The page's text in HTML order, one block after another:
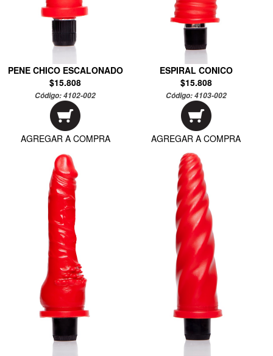
PENE CHICO ESCALONADO
$15.808
Código:4102-002
AGREGAR A COMPRA
ESPIRAL CONICO
$15.808
Código:4103-002
AGREGAR A COMPRA